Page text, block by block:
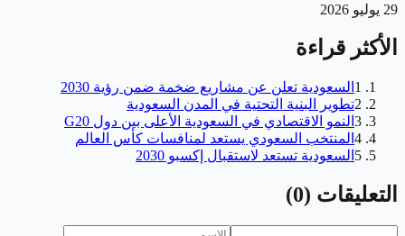
29 يوليو 2026
الأكثر قراءة
1 السعودية تعلن عن مشاريع ضخمة ضمن رؤية 2030
2تطوير البنية التحتية في المدن السعودية
3 النمو الاقتصادي في السعودية الأعلى بين دول G20
4 المنتخب السعودي يستعد لمنافسات كأس العالم
5 السعودية تستعد لاستقبال إكسبو 2030
التعليقات (
0
)